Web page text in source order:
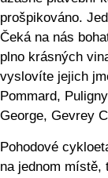
prošpikováno.
Čeká na nás
plno krásných
vyslovíte jejich
Pommard,
George, Gevrey
Pohodové
na jednom místě,